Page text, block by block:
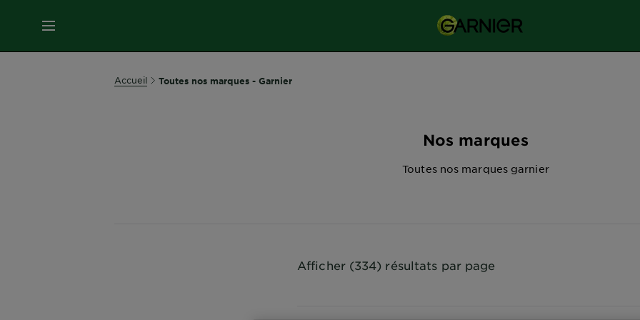
MENU
Accueil Toutes nos marques - Garnier
Nos marques
Toutes nos marques garnier
Afficher (334) résultats par page